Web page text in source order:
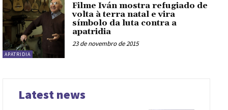
APATRIDIA
Filme Iván mostra refugiado de
volta à terra natal e vira
símbolo da luta contra a
apatridia
23 de novembro de 2015
Latest news